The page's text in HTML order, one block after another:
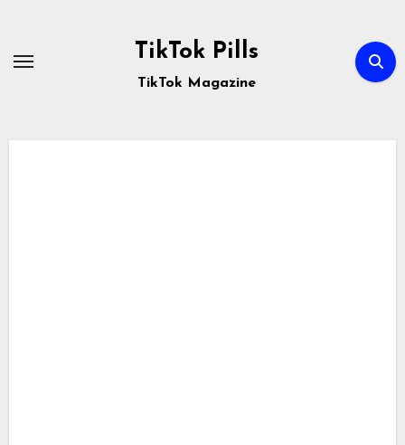
contenuto
TikTok Pills
TikTok Magazine